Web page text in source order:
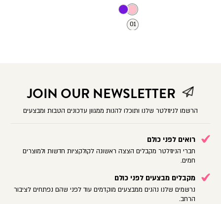
01
JOIN OUR NEWSLETTER
הרשמו לניוזלטר שלנו ותוכלו להנות ממגוון עדכונים הטבות ומבצעים
רואים לפני כולם
חברי הניוזלטר מקבלים הצצה ראשונה לקולקציות חדשות ולמוצרים
חמים.
מקבלים מבצעים לפני כולם
נרשמים שלנו נהנים ממבצעים מוקדמים עוד לפני שהם נפתחים לציבור
הרחב.